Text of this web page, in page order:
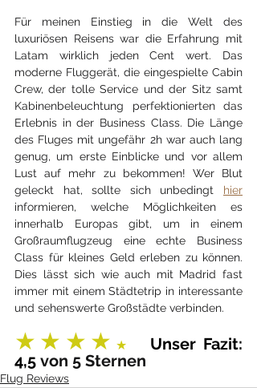
Für meinen Einstieg in die Welt des
luxuriösen Reisens war die Erfahrung mit
Latam wirklich jeden Cent wert. Das
moderne Fluggerät, die eingespielte Cabin
Crew, der tolle Service und der Sitz samt
Kabinenbeleuchtung perfektionierten das
Erlebnis in der Business Class. Die Länge
des Fluges mit ungefähr 2h war auch lang
genug, um erste Einblicke und vor allem
Lust auf mehr zu bekommen! Wer Blut
geleckt hat, sollte sich unbedingt hier
informieren, welche Möglichkeiten es
innerhalb Europas gibt, um in einem
Großraumflugzeug eine echte Business
Class für kleines Geld erleben zu können.
Dies lässt sich wie auch mit Madrid fast
immer mit einem Städtetrip in interessante
und sehenswerte Großstädte verbinden.
★★★★ ★
Unser Fazit:
4,5 von 5 Sternen
Flug Reviews